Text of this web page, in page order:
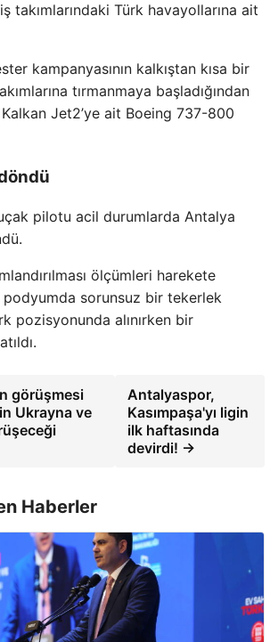
takımlarındaki Türk havayollarına ait
kampanyasının kalkıştan kısa bir
tırmanmaya başladığından
Jet2’ye ait Boeing 737-800
pilotu acil durumlarda Antalya
ölçümleri harekete
sorunsuz bir tekerlek
pozisyonunda alınırken bir
görüşmesi
Ukrayna ve
Antalyaspor,
Kasımpaşa'yı ligin
ilk haftasında
devirdi! →
Haberler